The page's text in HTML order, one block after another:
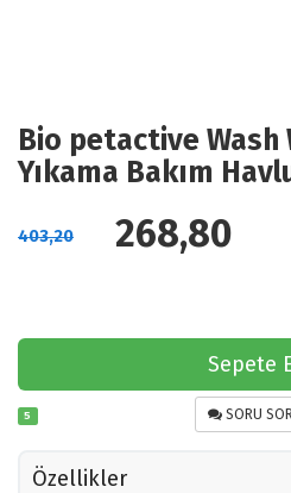
Bio petactive Wash
Yıkama Bakım
403,20 268,80
Sepete
5 SORU
Özellikler